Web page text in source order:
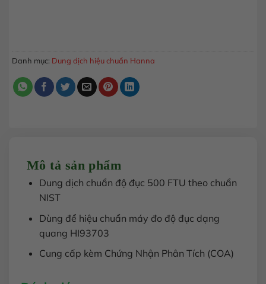
Danh mục: Dung dịch hiệu chuẩn Hanna
Mô tả sản phẩm
Dung dịch chuẩn độ đục 500 FTU theo chuẩn
NIST
Dùng để hiệu chuẩn máy đo độ đục dạng
quang HI93703
Cung cấp kèm Chứng Nhận Phân Tích (COA)